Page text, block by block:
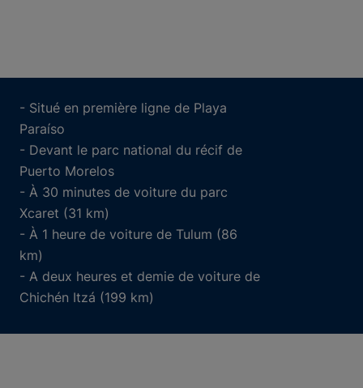
- Situé en première ligne de Playa
Paraíso
- Devant le parc national du récif de
Puerto Morelos
- À 30 minutes de voiture du parc
Xcaret (31 km)
- À 1 heure de voiture de Tulum (86
km)
- A deux heures et demie de voiture de
Chichén Itzá (199 km)